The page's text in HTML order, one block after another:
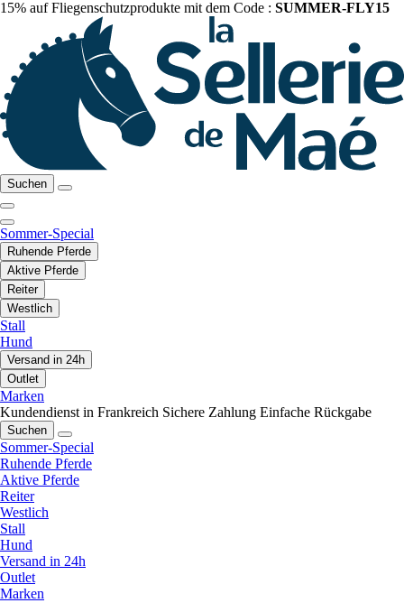
15% auf Fliegenschutzprodukte mit dem Code : SUMMER-FLY15
Suchen
Sommer-Special
Ruhende Pferde
Aktive Pferde
Reiter
Westlich
Stall
Hund
Versand in 24h
Outlet
Marken
Kundendienst in Frankreich Sichere Zahlung Einfache Rückgabe
Suchen
Sommer-Special
Ruhende Pferde
Aktive Pferde
Reiter
Westlich
Stall
Hund
Versand in 24h
Outlet
Marken